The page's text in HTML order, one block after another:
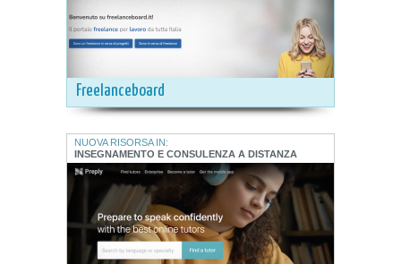
Freelanceboard
NUOVA RISORSA IN:
INSEGNAMENTO E CONSULENZA A DISTANZA